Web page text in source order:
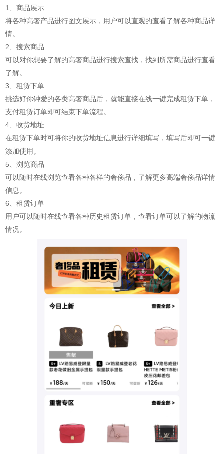
1、商品展示
将各种高奢产品进行图文展示，用户可以直观的查看了解各种商品详
情。
2、搜索商品
可以对你想要了解的高奢商品进行搜索查找，找到所需商品进行查看
了解。
3、租赁下单
挑选好你钟爱的各类高奢商品后，就能直接在线一键完成租赁下单，
支付租赁订单即可结束下单流程。
4、收货地址
在租赁下单时可将你的收货地址信息进行详细填写，填写后即可一键
添加使用。
5、浏览商品
可以随时在线浏览查看各种各样的奢侈品，了解更多高端奢侈品详情
信息。
6、租赁订单
用户可以随时在线查看各种历史租赁订单，查看订单可以了解的物流
情况。